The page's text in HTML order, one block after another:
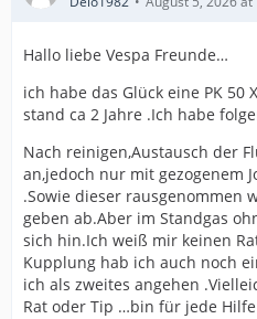
Hallo liebe Vespa Freunde…
ich habe das Glück eine PK 50
stand ca 2 Jahre .Ich habe
Nach reinigen,Austausch der
an,jedoch nur mit gezogenem
.Sowie dieser rausgenommen
geben ab.Aber im Standgas
sich hin.Ich weiß mir keinen
Kupplung hab ich auch noch
ich als zweites angehen
Rat oder Tip …bin für jede